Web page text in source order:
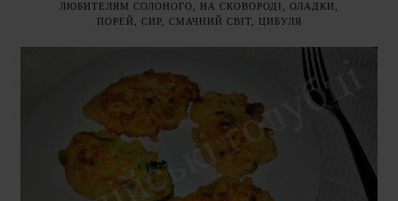
ЛЮБИТЕЛЯМ СОЛОНОГО
НА СКОВОРОДІ ОЛАДКИ
ПОРЕЙ
СИР, СМАЧНИЙ СВІТ, ЦИБУЛЯ